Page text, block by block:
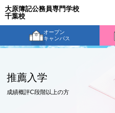
大原簿記公務員専門学校
千葉校
オープン
キャンパス
推薦入学
成績概評C段階以上の方